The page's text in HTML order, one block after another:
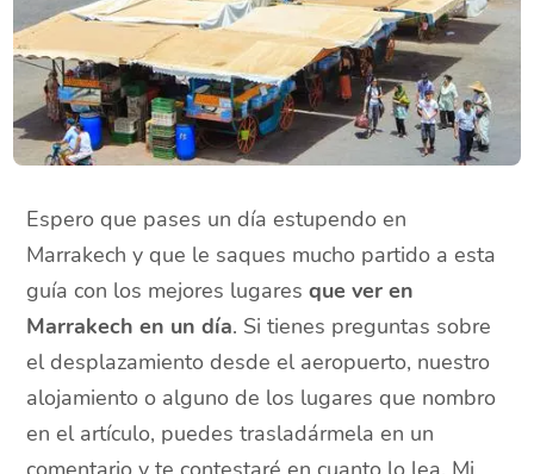
Espero que pases un día estupendo en
Marrakech y que le saques mucho partido a esta
guía con los mejores lugaresque ver en
Marrakech en un día. Si tienes preguntas sobre
el desplazamiento desde el aeropuerto, nuestro
alojamiento o alguno de los lugares que nombro
en el artículo, puedes trasladármela en un